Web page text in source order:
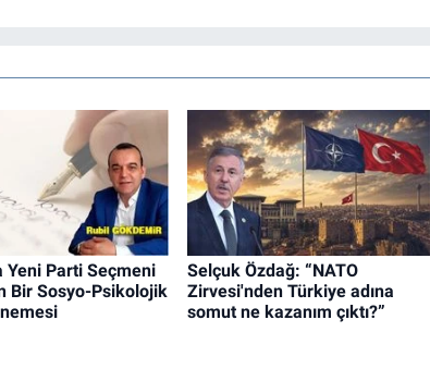
Yeni Parti Seçmeni
Bir Sosyo-Psikolojik
Selçuk Özdağ: “NATO
Zirvesi'nden Türkiye adına
somut ne kazanım çıktı?”